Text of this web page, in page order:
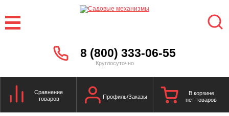
8 (800) 333-06-55
Круглосуточно
Сравнение
товаров
Профиль/Заказы
В корзине
нет товаров